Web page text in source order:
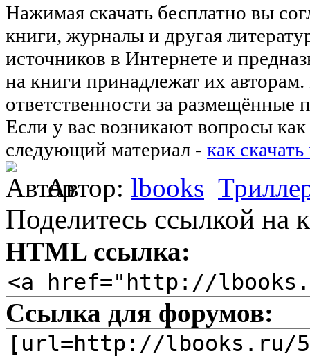
Нажимая скачать бесплатно вы
книги, журналы и другая
источников в Интернете и
на книги принадлежат их
ответственности за размещённые
Если у вас возникают вопросы как
следующий материал - как
Автор: lbooks
Поделитесь ссылкой на
HTML ссылка:
Ссылка для форумов: